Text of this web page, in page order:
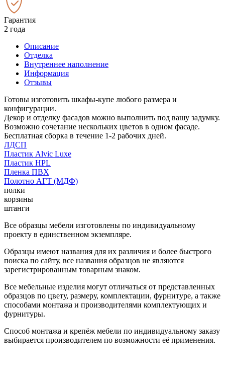
Гарантия
2 года
Описание
Отделка
Внутреннее наполнение
Информация
Отзывы
Готовы изготовить шкафы-купе любого размера и
конфигурации.
Декор и отделку фасадов можно выполнить под вашу задумку.
Возможно сочетание нескольких цветов в одном фасаде.
Бесплатная сборка в течение 1-2 рабочих дней.
ЛДСП
Пластик Alvic Luxe
Пластик HPL
Пленка ПВХ
Полотно АГТ (МДФ)
полки
корзины
штанги
Все образцы мебели изготовлены по индивидуальному
проекту в единственном экземпляре.
Образцы имеют названия для их различия и более быстрого
поиска по сайту, все названия образцов не являются
зарегистрированным товарным знаком.
Все мебельные изделия могут отличаться от представленных
образцов по цвету, размеру, комплектации, фурнитуре, а также
способами монтажа и производителями комплектующих и
фурнитуры.
Способ монтажа и крепёж мебели по индивидуальному заказу
выбирается производителем по возможности её применения.